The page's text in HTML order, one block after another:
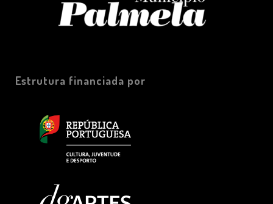
Estrutura financiada por